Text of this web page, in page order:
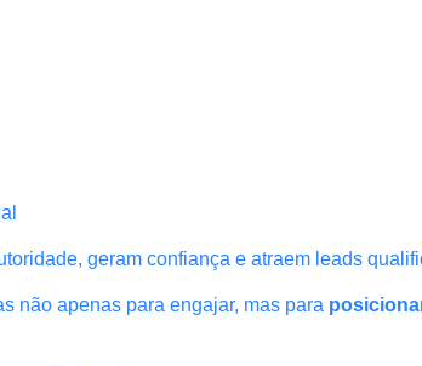
geram confiança e atraem leads
não apenas para engajar, mas para